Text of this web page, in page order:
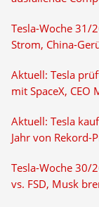
Tesla-Woche 31/
Strom, China-
Aktuell: Tesla
mit SpaceX, CEO
Aktuell: Tesla
Jahr von Rekord-
Tesla-Woche 30/
vs. FSD, Musk